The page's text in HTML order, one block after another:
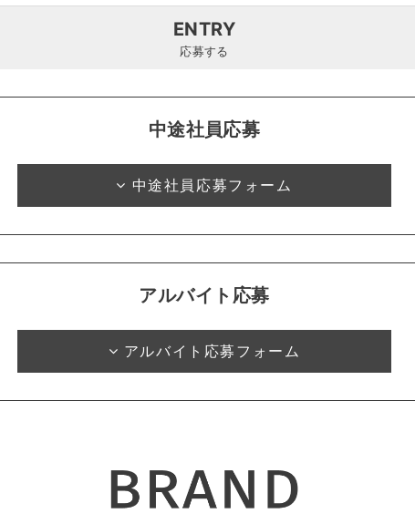
ENTRY
応募する
中途社員応募
中途社員応募フォーム
アルバイト応募
アルバイト応募フォーム